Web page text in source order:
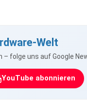
Welt
folge uns auf Google
YouTube abonnieren